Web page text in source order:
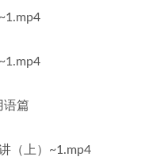
语篇
（上）~1.mp4